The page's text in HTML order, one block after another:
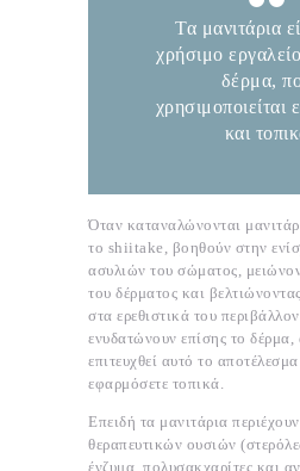
Τα μανιτάρια
χρήσιμο
δέρμα,
χρησιμοποιείται
και
Όταν καταναλώνονται
το shiitake, βοηθούν στην
ασυλιών του σώματος,
του δέρματος και
στα ερεθιστικά του
ενυδατώνουν επίσης το δέρμα,
επιτευχθεί αυτό το
εφαρμόσετε τοπικά.
Επειδή τα μανιτάρια
θεραπευτικών ουσιών
ένζυμα, πολυσακχαρίτες και